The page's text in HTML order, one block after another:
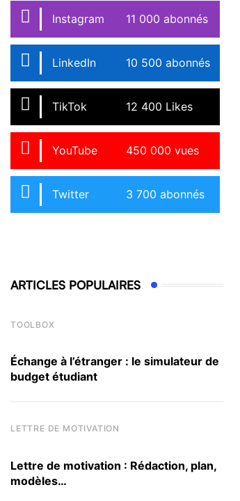
Baromètre 2025 sur les stéréotypes de
conclusions de la CGE
20 OCTOBRE 2025
Instagram 11 000 abonnés
LinkedIn 10 500 abonnés
TikTok 12 400 Likes
YouTube 450 000 vues
Twitter 3 700 abonnés
ARTICLES POPULAIRES
TOOLBOX
Échange à l’étranger : le simulateur de
budget étudiant
LETTRE DE MOTIVATION
Lettre de motivation : Rédaction, plan,
modèles…